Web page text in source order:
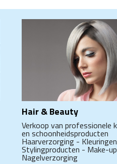
Hair & Beauty
Verkoop van professionele
en schoonheidsproducten
Haarverzorging -
Stylingproducten - Make-
Nagelverzorging